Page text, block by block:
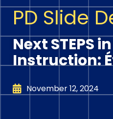
PD Slide
Next STEPS
Instruction:
November 12, 2024